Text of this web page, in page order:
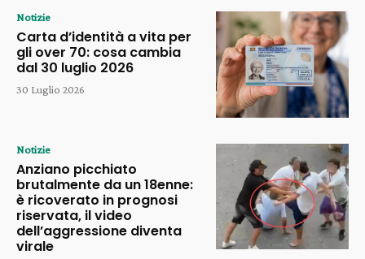
Notizie
Carta d’identità a vita per
gli over 70: cosa cambia
dal 30 luglio 2026
30 Luglio 2026
Notizie
Anziano picchiato
brutalmente da un 18enne:
è ricoverato in prognosi
riservata, il video
dell’aggressione diventa
virale